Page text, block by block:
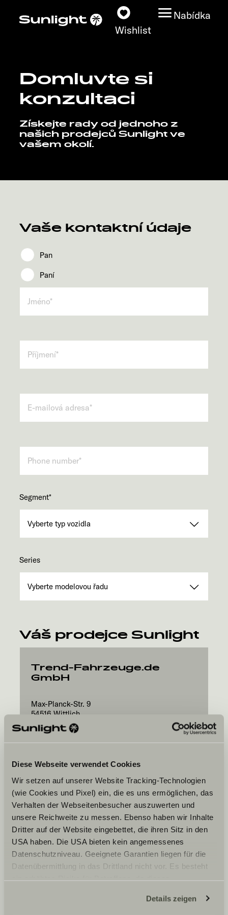
Diese Webseite verwendet Cookies
Wir setzen auf unserer Website Tracking-Technologien
(wie Cookies und Pixel) ein, die es uns ermöglichen, das
Verhalten der Webseitenbesucher auszuwerten und
unsere Reichweite zu messen. Ebenso haben wir Inhalte
Dritter auf der Website eingebettet, die ihren Sitz in den
USA haben. Die USA bieten kein angemessenes
Datenschutzniveau. Geeignete Garantien liegen für die
Datenübermittlung in das Drittland nicht vor. Es besteht
ein erhöhtes Risiko für Betroffene, da diesen
zustehen. Eingesetzte Dienstleister können Daten für
Details zeigen
Wishlist
Nabídka
Modely
Vyhledávač prodejců
Domluvte si
konzultaci
Získejte rady od jednoho z
našich prodejců Sunlight ve
vašem okolí.
Vaše kontaktní údaje
Pan
Paní
Segment*
Series
Váš prodejce Sunlight
Trend-Fahrzeuge.de
GmbH
Max-Planck-Str. 9
54516 Wittlich
Váš preferovaný
termín
Date
Souhlasím s tím, aby společnost Sunlight GmbH